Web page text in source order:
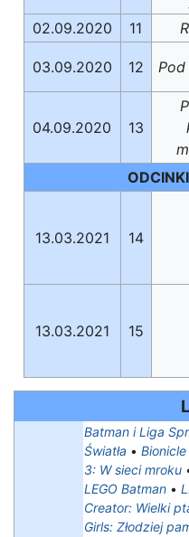
02.09.2020
11
03.09.2020 12 Pod
04.09.2020 13
13.03.2021 14
13.03.2021 15
Batman i Liga
Światła •
3: W sieci mroku
LEGO Batman •
Creator: Wielki
Girls: Złodziej